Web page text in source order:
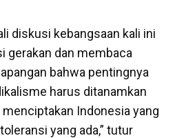
diskusi kebangsaan kali ini
gerakan dan membaca
bahwa pentingnya
harus ditanamkan
Indonesia yang
yang ada,” tutur